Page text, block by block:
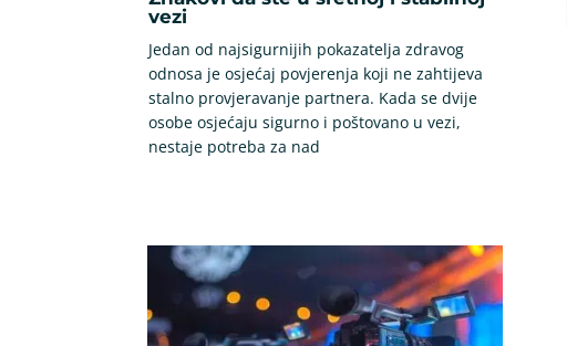
vezi
Jedan od najsigurnijih pokazatelja zdravog
odnosa je osjećaj povjerenja koji ne zahtijeva
stalno provjeravanje partnera. Kada se dvije
osobe osjećaju sigurno i poštovano u vezi,
nestaje potreba za nad